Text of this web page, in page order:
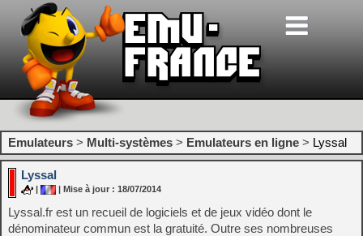
Emulateurs > Multi-systèmes > Emulateurs en ligne > Lyssal
Lyssal
| | Mise à jour : 18/07/2014
Lyssal.fr est un recueil de logiciels et de jeux vidéo dont le
dénominateur commun est la gratuité. Outre ses nombreuses